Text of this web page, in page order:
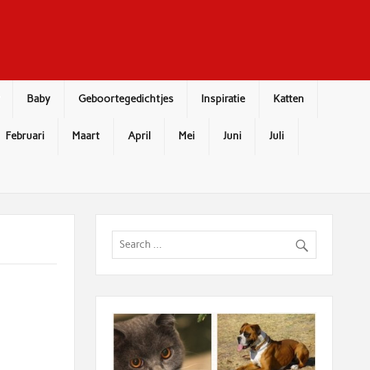
Baby Geboortegedichtjes Inspiratie Katten
Februari Maart April Mei Juni Juli